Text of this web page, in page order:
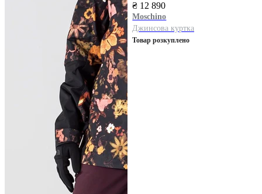
₴ 12 890
Moschino
Джинсова куртка
Товар розкуплено